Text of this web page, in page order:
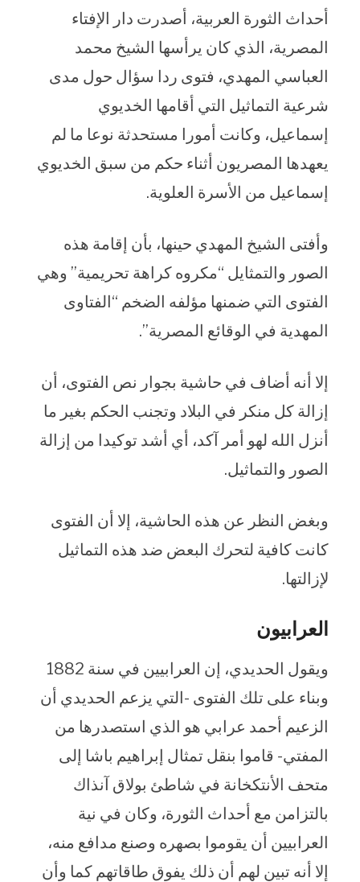
أحداث الثورة العربية، أصدرت دار الإفتاء
المصرية، الذي كان يرأسها الشيخ محمد
العباسي المهدي، فتوى ردا سؤال حول مدى
شرعية التماثيل التي أقامها الخديوي
إسماعيل، وكانت أمورا مستحدثة نوعا ما لم
يعهدها المصريون أثناء حكم من سبق الخديوي
إسماعيل من الأسرة العلوية.
وأفتى الشيخ المهدي حينها، بأن إقامة هذه
الصور والتمثايل “مكروه كراهة تحريمية” وهي
الفتوى التي ضمنها مؤلفه الضخم “الفتاوى
المهدية في الوقائع المصرية”.
إلا أنه أضاف في حاشية بجوار نص الفتوى، أن
إزالة كل منكر في البلاد وتجنب الحكم بغير ما
أنزل الله لهو أمر آكد، أي أشد توكيدا من إزالة
الصور والتماثيل.
وبغض النظر عن هذه الحاشية، إلا أن الفتوى
كانت كافية لتحرك البعض ضد هذه التماثيل
لإزالتها.
العرابيون
ويقول الحديدي، إن العرابيين في سنة 1882
وبناء على تلك الفتوى -التي يزعم الحديدي أن
الزعيم أحمد عرابي هو الذي استصدرها من
المفتي- قاموا بنقل تمثال إبراهيم باشا إلى
متحف الأنتكخانة في شاطئ بولاق آنذاك
بالتزامن مع أحداث الثورة، وكان في نية
العرابيين أن يقوموا بصهره وصنع مدافع منه،
إلا أنه تبين لهم أن ذلك يفوق طاقاتهم كما وأن